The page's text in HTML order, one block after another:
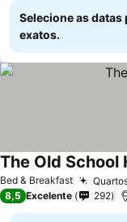
Selecione as
exatos.
Bed & Breakfast
The Old School
8,5 Excelente 292